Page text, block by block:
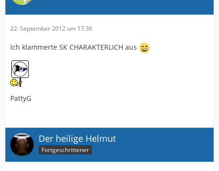
22. September 2012 um 17:36
Ich klammerte SK CHARAKTERLICH aus
PattyG
Der heilige Helmut
Fortgeschrittener